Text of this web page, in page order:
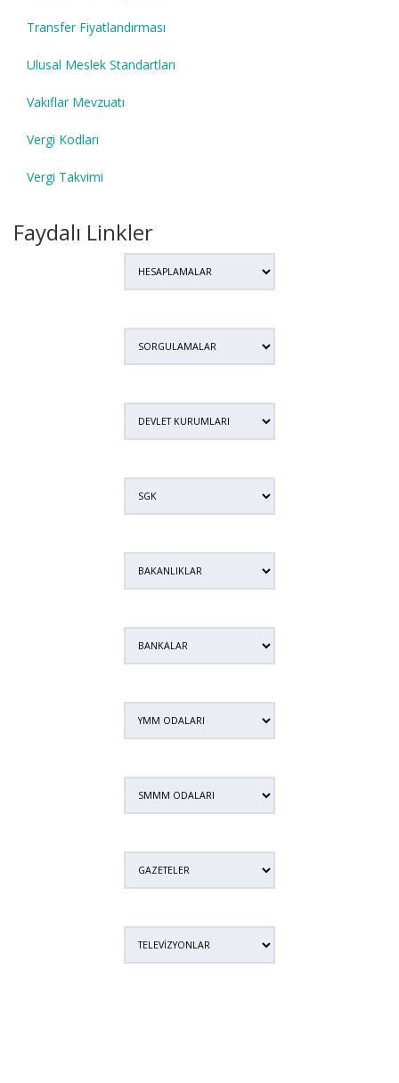
Transfer Fiyatlandırması
Ulusal Meslek Standartları
Vakıflar Mevzuatı
Vergi Kodları
Vergi Takvimi
Faydalı Linkler